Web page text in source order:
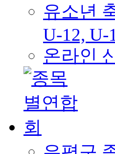
유소년
U-12, U-
온라인